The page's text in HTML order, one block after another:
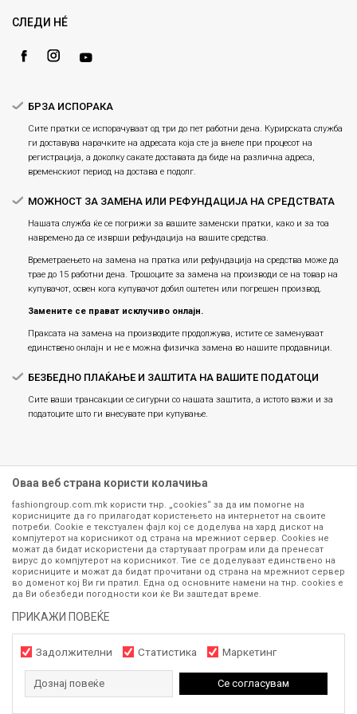
Gift Card
Замена и рефундација на производи
СЛЕДИ НÉ
БРЗА ИСПОРАКА
Сите пратки се испорачуваат од три до пет работни дена. Курирската служба
ги доставува нарачките на адресата која сте ја внеле при процесот на
регистрација, а доколку сакате доставата да биде на различна адреса,
временскиот период на достава е подолг.
МОЖНОСТ ЗА ЗАМЕНА ИЛИ РЕФУНДАЦИЈА НА СРЕДСТВАТА
Нашата служба ќе се погрижи за вашите заменски пратки, како и за тоа
навремено да се изврши рефундација на вашите средства.
Времетраењето на замена на пратка или рефундацијa на средства може да
трае до 15 работни дена. Трошоците за замена на производи се на товар на
купувачот, освен кога купувачот добил оштетен или погрешен производ.
Замените се прават исклучиво онлајн.
Праксата на замена на производите продолжува, истите се заменуваат
единствено онлајн и не е можна физичка замена во нашите продавници.
БЕЗБЕДНО ПЛАЌАЊЕ И ЗАШТИТА НА ВАШИТЕ ПОДАТОЦИ
Сите ваши трансакции се сигурни со нашата заштита, а истото важи и за
податоците што ги внесувате при купување.
Сите информации околу производите кои се изложени на нашата
онлајн продавница се стремиме да бидат конкретни, точни и прецизни,
меѓутоа не можеме да гарантираме дека се без ниту една грешка или
пак дека сите производи во моментот се достапни на залиха.
Фотографиите се најверодостојниот приказ на производот. Доколку
контактирајте не на телефонскиот број 071 297 676, 070 275 363
понеделник до петок(08-16ч) и сабота (10-15ч)
©2026 www.fashiongroup.com.mk , Изработено одNB SOFT
Оваа веб страна користи колачиња
fashiongroup.com.mk користи тнр. „cookies“ за да им помогне на
корисниците да го прилагодат користењето на интернетот на своите
потреби. Cookie е текстуален фајл кој се доделува на хард дискот на
компјутерот на корисникот од страна на мрежниот сервер. Cookies не
можат да бидат искористени да стартуваат програм или да пренесат
вирус до компјутерот на корисникот. Тие се доделуваат единствено на
корисниците и можат да бидат прочитани од страна на мрежниот сервер
во доменот кој Ви ги пратил. Една од основните намени на тнр. сookies е
да Ви обезбеди погодности кои ќе Ви заштедат време.
ПРИКАЖИ ПОВЕЌЕ
Задолжителни Статистика Маркетинг
Дознај повеќе Се согласувам